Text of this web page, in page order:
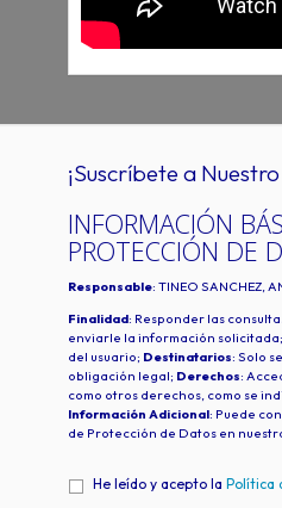
¡Suscríbete a
INFORMACIÓN
PROTECCIÓN DE
Responsable: TINEO SANCHEZ,
Finalidad: Responder las
enviarle la información
del usuario; Destinatarios: Solo
obligación legal; Derechos:
como otros derechos, como se
Información Adicional: Puede
de Protección de Datos en
He leído y acepto la Política